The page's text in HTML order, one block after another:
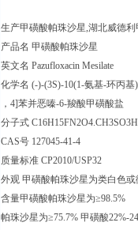
生产甲磺酸帕珠沙星,湖北威德
产品名 甲磺酸帕珠沙星
英文名 Pazufloxacin Mesilate
化学名 (-)-(3S)-10(1-氨基-环丙
，4]苯并恶嗪-6-羧酸甲磺酸盐
分子式
CAS号 127045-41-4
质量标准 CP2010/USP32
外观 甲磺酸帕珠沙星为类白色
含量甲磺酸帕珠沙星为≥98.5%
帕珠沙星为≥75.7% 甲磺酸22%-